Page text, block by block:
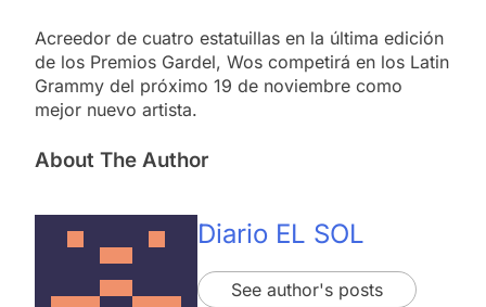
Acreedor de cuatro estatuillas en la última edición
de los Premios Gardel, Wos competirá en los Latin
Grammy del próximo 19 de noviembre como
mejor nuevo artista.
About The Author
Diario EL SOL
See author's posts